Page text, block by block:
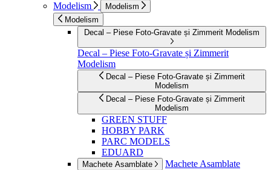
Modelism
Modelism
Modelism
Decal – Piese Foto-Gravate și Zimmerit Modelism
Decal – Piese Foto-Gravate și Zimmerit
Modelism
Decal – Piese Foto-Gravate și Zimmerit
Modelism
Decal – Piese Foto-Gravate și Zimmerit
Modelism
GREEN STUFF
HOBBY PARK
PARC MODELS
EDUARD
Machete Asamblate Machete Asamblate